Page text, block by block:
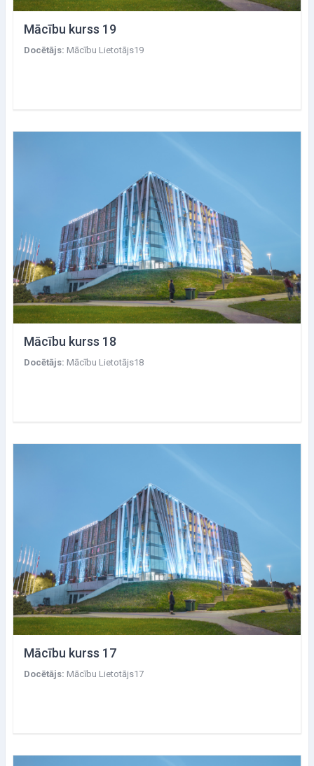
Mācību kurss 19
Docētājs: Mācību Lietotājs19
Mācību kurss 18
Docētājs: Mācību Lietotājs18
Mācību kurss 17
Docētājs: Mācību Lietotājs17